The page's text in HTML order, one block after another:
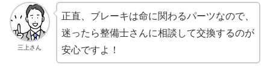
三上さん
正直、ブレーキは命に関わるパーツなので、
迷ったら整備士さんに相談して交換するのが
安心ですよ！